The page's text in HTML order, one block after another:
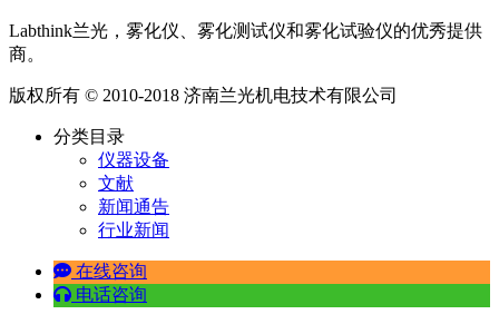
Labthink兰光，雾化仪、雾化测试仪和雾化试验仪的优秀提供
商。
版权所有 © 2010-2018 济南兰光机电技术有限公司
分类目录
仪器设备
文献
新闻通告
行业新闻
在线咨询
电话咨询